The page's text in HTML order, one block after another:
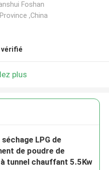
message
Foshan
,China
vérifié
plus
LPG de
de poudre de
tunnel chauffant 5.5Kw